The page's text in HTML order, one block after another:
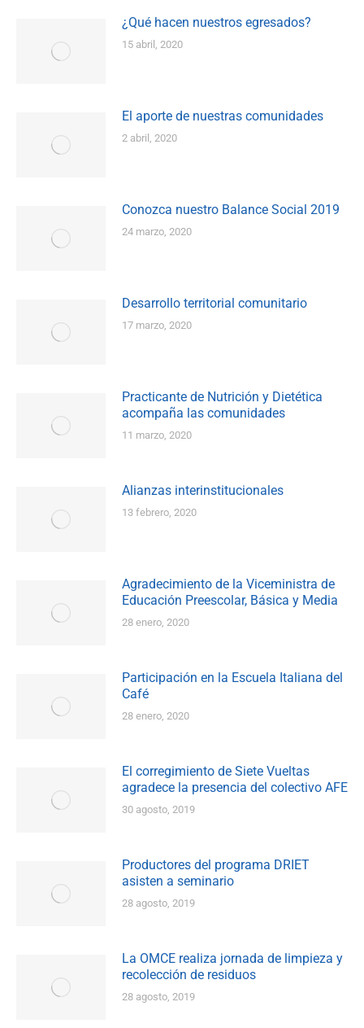
¿Qué hacen nuestros egresados?
15 abril, 2020
El aporte de nuestras comunidades
2 abril, 2020
Conozca nuestro Balance Social 2019
24 marzo, 2020
Desarrollo territorial comunitario
17 marzo, 2020
Practicante de Nutrición y Dietética
acompaña las comunidades
11 marzo, 2020
Alianzas interinstitucionales
13 febrero, 2020
Agradecimiento de la Viceministra de
Educación Preescolar, Básica y Media
28 enero, 2020
Participación en la Escuela Italiana del
Café
28 enero, 2020
El corregimiento de Siete Vueltas
agradece la presencia del colectivo AFE
30 agosto, 2019
Productores del programa DRIET
asisten a seminario
28 agosto, 2019
La OMCE realiza jornada de limpieza y
recolección de residuos
28 agosto, 2019